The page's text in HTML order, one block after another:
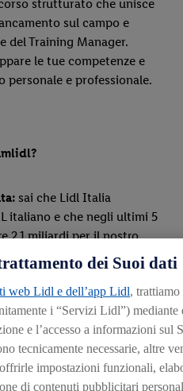
strutturato che unisce
sul campo e
del Training Manager.
le tue competenze e
personale e professionale.
sai che Lidl Italia
italiano e che negli ultimi 5
2,1 miliardi per il nostro
i 1.000 Punti Vendita.
e alla partecipazione
del talento, potrai
dei Suoi dati
web Lidl e dell’app Lidl,
i “Servizi Lidl”) mediante
e l’accesso a informazioni sul
tecnicamente necessarie, altre
impostazioni funzionali,
di contenuti pubblicitari